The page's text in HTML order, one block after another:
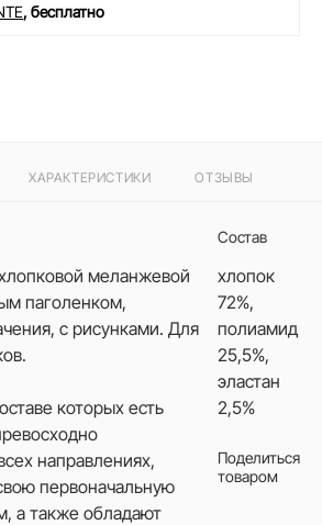
, бесплатно
ХАРАКТЕРИСТИКИ ОТЗЫВЫ
меланжевой
паголенком,
с рисунками. Для
которых есть
направлениях,
первоначальную
а также обладают
Состав
хлопок
72%,
полиамид
25,5%,
эластан
2,5%
Поделиться
товаром